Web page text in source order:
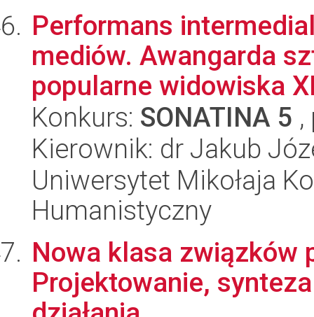
Performans
mediów. Awangarda
popularne widowiska
Konkurs: SONATINA 5
Kierownik: dr Jakub
Uniwersytet Mikołaja
Humanistyczny
Nowa klasa związków
Projektowanie,